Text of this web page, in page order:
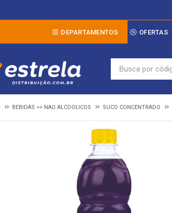
DEPARTAMENTOS OFERTAS
BEBIDAS >> NAO ALCOOLICOS SUCO CONCENTRADO